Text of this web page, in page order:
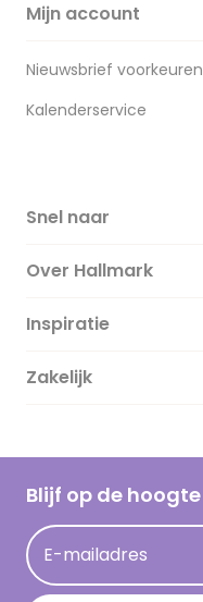
Mijn account
Nieuwsbrief voorkeuren
Kalenderservice
Snel naar
Over Hallmark
Over ons
Duurzaamheid
Hallmark Kaartclub
Acties
Persberichten
Inspiratie
Magazine
Cadeau inspiratie
Kaartinspiratie
Zakelijk
Blijf op de hoogte
E-mailadres